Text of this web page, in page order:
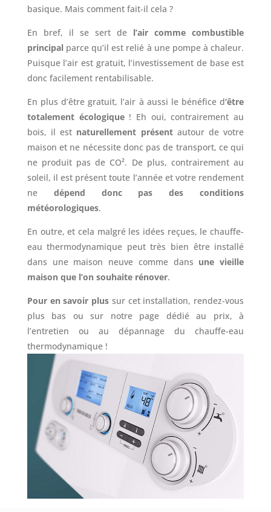
basique. Mais comment fait-il cela ?
En bref, il se sert de l’air comme combustible
principalparce qu’il est relié à une pompe à chaleur.
Puisque l’air est gratuit, l’investissement de base est
donc facilement rentabilisable.
En plus d’être gratuit, l’air à aussi le bénéfice d‘être
totalement écologique! Eh oui, contrairement au
bois, il est naturellement présentautour de votre
maison et ne nécessite donc pas de transport, ce qui
ne produit pas de CO². De plus, contrairement au
soleil, il est présent toute l’année et votre rendement
ne dépend donc pas des conditions
météorologiques.
En outre, et cela malgré les idées reçues, le chauffe-
eau thermodynamique peut très bien être installé
dans une maison neuve comme dans une vieille
maison que l’on souhaite rénover.
Pour en savoir plus sur cet installation, rendez-vous
plus bas ou sur notre page dédié au prix, à
l’entretien ou au dépannage du chauffe-eau
thermodynamique !